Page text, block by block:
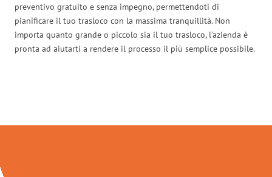
preventivo gratuito e senza impegno, permettendoti di
pianificare il tuo trasloco con la massima tranquillità. Non
importa quanto grande o piccolo sia il tuo trasloco, l’azienda è
pronta ad aiutarti a rendere il processo il più semplice possibile.